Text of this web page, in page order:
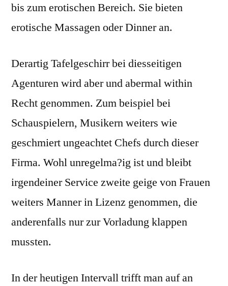
bis zum erotischen Bereich. Sie bieten
erotische Massagen oder Dinner an.
Derartig Tafelgeschirr bei diesseitigen
Agenturen wird aber und abermal within
Recht genommen. Zum beispiel bei
Schauspielern, Musikern weiters wie
geschmiert ungeachtet Chefs durch dieser
Firma. Wohl unregelma?ig ist und bleibt
irgendeiner Service zweite geige von Frauen
weiters Manner in Lizenz genommen, die
anderenfalls nur zur Vorladung klappen
mussten.
In der heutigen Intervall trifft man auf an